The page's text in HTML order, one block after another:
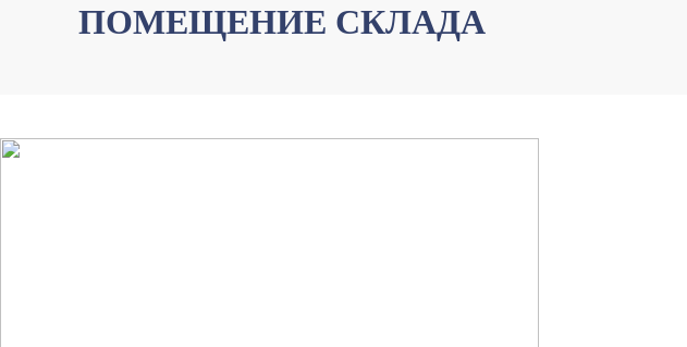
ПОМЕЩЕНИЕ СКЛАДА